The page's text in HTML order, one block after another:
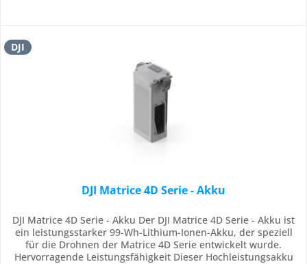
DJI
DJI Matrice 4D Serie - Akku
DJI Matrice 4D Serie - Akku Der DJI Matrice 4D Serie - Akku ist
ein leistungsstarker 99-Wh-Lithium-Ionen-Akku, der speziell
für die Drohnen der Matrice 4D Serie entwickelt wurde.
Hervorragende Leistungsfähigkeit Dieser Hochleistungsakku